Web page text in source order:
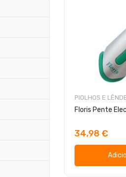
PIOLHOS E
Floris Pente
34,98 €